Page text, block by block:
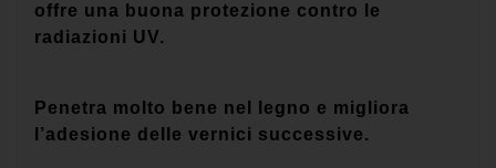
offre una buona protezione contro le
radiazioni UV.
Penetra molto bene nel legno e migliora
l’adesione delle vernici successive.